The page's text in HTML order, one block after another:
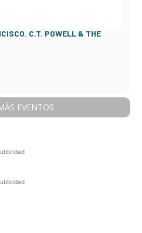
C.T. POWELL & THE
EVENTOS